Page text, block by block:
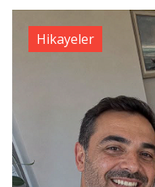
Hikayeler